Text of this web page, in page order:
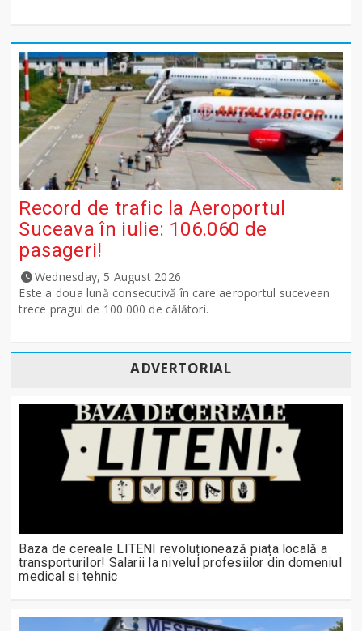
Record de trafic la Aeroportul
Suceava în iulie: 106.060 de
pasageri!
Wednesday, 5 August 2026
Este a doua lună consecutivă în care aeroportul sucevean
trece pragul de 100.000 de călători.
ADVERTORIAL
Baza de cereale LITENI revoluționează piața locală a
transporturilor! Salarii la nivelul profesiilor din domeniul
medical si tehnic